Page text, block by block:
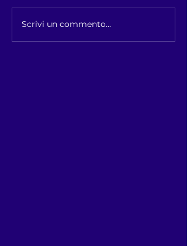
Scrivi un commento...